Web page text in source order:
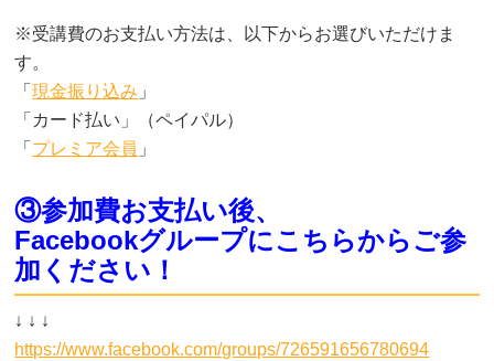
※受講費のお支払い方法は、以下からお選びいただけま
す。
「現金振り込み 」
「カード払い」（ペイパル）
「 プレミア会員 」
③参加費お支払い後、
Facebookグループにこちらからご参
加ください！
↓ ↓ ↓
https://www.facebook.com/groups/726591656780694